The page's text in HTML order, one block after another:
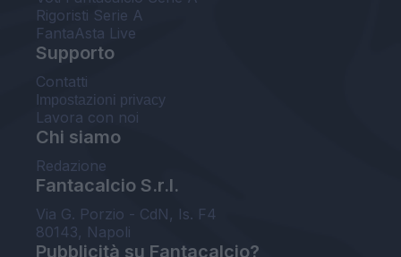
Rigoristi Serie A
FantaAsta Live
Supporto
Contatti
Impostazioni privacy
Lavora con noi
Chi siamo
Redazione
Fantacalcio S.r.l.
Via G. Porzio - CdN, Is. F4
80143, Napoli
Pubblicità su Fantacalcio?